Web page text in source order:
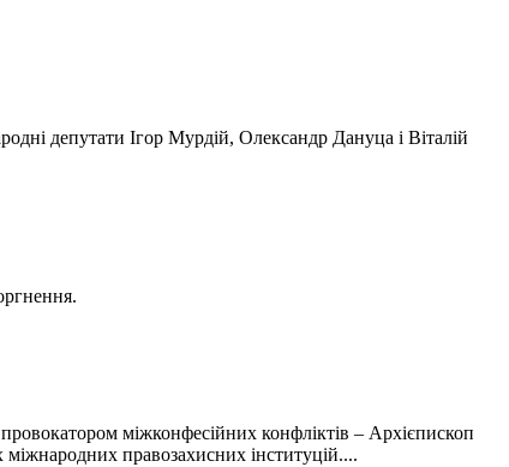
депутати Ігор Мурдій, Олександр Дануца і Віталій
міжконфесійних конфліктів – Архієпископ
правозахисних інституцій....